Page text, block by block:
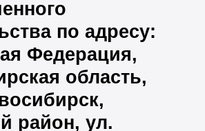
по адресу:
Федерация,
область,
район, ул.